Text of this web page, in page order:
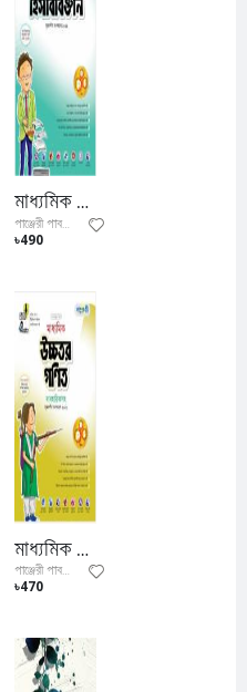
মাধ্যমিক হিসাববিজ্ঞান
পাঞ্জেরী পাবলিকেশন্স লিমিটেড
৳490
মাধ্যমিক উচ্চতর গণিত (ব্যবহারিকসহ)
পাঞ্জেরী পাবলিকেশন্স লিমিটেড
৳470